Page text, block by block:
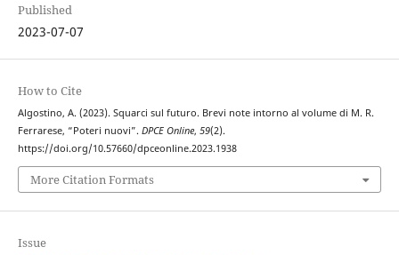
Published
2023-07-07
How to Cite
Algostino, A. (2023). Squarci sul futuro. Brevi note intorno al volume di M. R.
Ferrarese, “Poteri nuovi”. DPCE Online, 59(2).
https://doi.org/10.57660/dpceonline.2023.1938
More Citation Formats
Issue